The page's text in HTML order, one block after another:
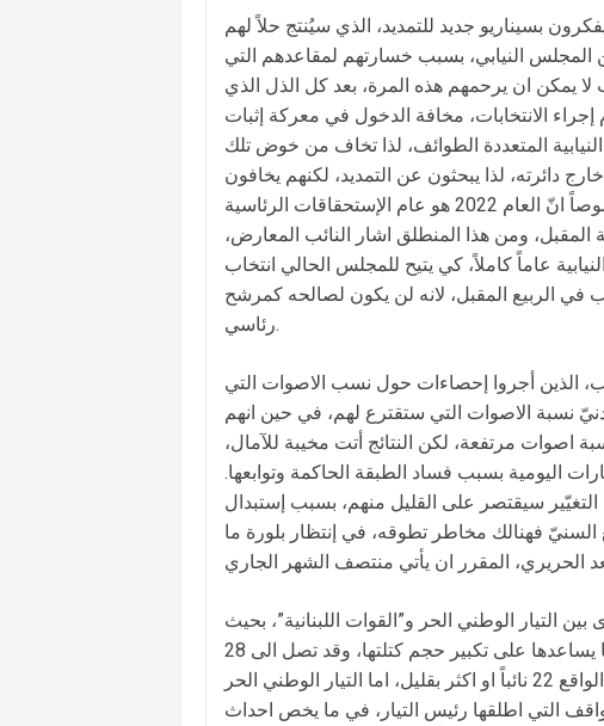
بسيناريو جديد للتمديد، الذي سيُنتج حلاً لهم
المجلس النيابي، بسبب خسارتهم لمقاعدهم التي
لا يمكن ان يرحمهم هذه المرة، بعد كل الذل الذي
الانتخابات، مخافة الدخول في معركة إثبات
المتعددة الطوائف، لذا تخاف من خوض تلك
دائرته، لذا يبحثون عن التمديد، لكنهم يخافون
لفظ تلك الكلمة، فيما في مجالسهم الخاصة يتمنّون ذلك، خصوصاً انّ العام 2022 هو عام الإستحقاقات الرئاسية
المقبل، ومن هذا المنطلق اشار النائب المعارض،
عاماً كاملاً، كي يتيح للمجلس الحالي انتخاب
في الربيع المقبل، لانه لن يكون لصالحه كمرشح
رئاسي.
الذين أجروا إحصاءات حول نسب الاصوات التي
نسبة الاصوات التي ستقترع لهم، في حين انهم
اصوات مرتفعة، لكن النتائج أتت مخيبة للآمال،
اليومية بسبب فساد الطبقة الحاكمة وتوابعها.
التغيّير سيقتصر على القليل منهم، بسبب إستبدال
السنيّ فهنالك مخاطر تطوقه، في إنتظار بلورة ما
التيار الوطني الحر و”القوات اللبنانية”، بحيث
تشير الاحصاءات الى ارتفاع شعبية القوات بنسبة كبيرة ، مما يساعدها على تكبير حجم كتلتها، وقد تصل الى 28
نائباً بحسب ما تشير مصادر “قواتية”، لكن ما هو اقرب الى الواقع 22 نائباً او اكثر بقليل، اما التيار الوطني الحر
التي اطلقها رئيس التيار، في ما يخص احداث